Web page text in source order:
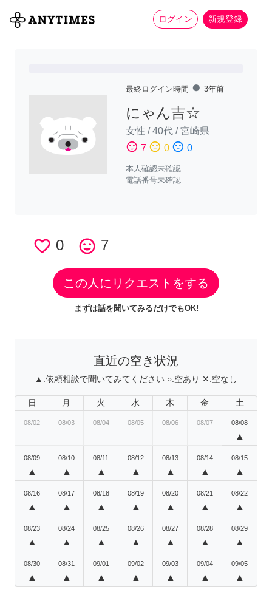
ログイン 新規登録
全て 家事 more_horiz
最終ログイン時間 fiber_manual_record 3年前
にゃん吉☆
女性 /40代 /宮崎県
sentiment_satisfied 7 sentiment_neutral 0 sentiment_dissatisfied 0
本人確認未確認
電話番号未確認
favorite_border 0 tag_faces 7
この人にリクエストをする
まずは話を聞いてみるだけでもOK!
直近の空き状況
▲:依頼相談で聞いてみてください ○:空あり ✕:空なし
日 月 火 水 木 金 土
08/02 08/03 08/04 08/05 08/06 08/07 08/08
▲
08/09
▲
08/10
▲
08/11
▲
08/12
▲
08/13
▲
08/14
▲
08/15
▲
08/16
▲
08/17
▲
08/18
▲
08/19
▲
08/20
▲
08/21
▲
08/22
▲
08/23
▲
08/24
▲
08/25
▲
08/26
▲
08/27
▲
08/28
▲
08/29
▲
08/30
▲
08/31
▲
09/01
▲
09/02
▲
09/03
▲
09/04
▲
09/05
▲